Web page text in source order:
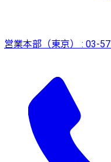
営業本部（東京） : 03-